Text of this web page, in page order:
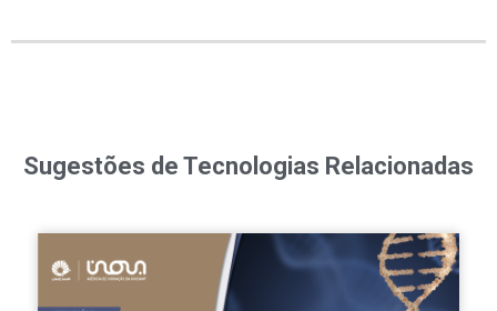
Sugestões de Tecnologias Relacionadas